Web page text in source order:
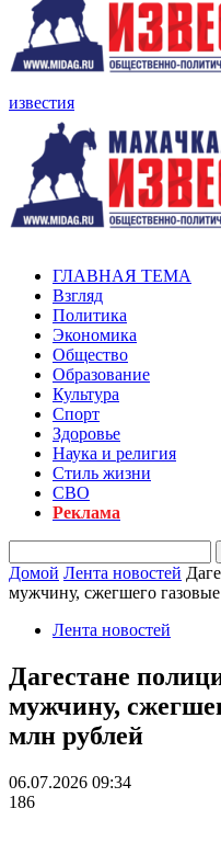
известия
ГЛАВНАЯ ТЕМА
Взгляд
Политика
Экономика
Общество
Образование
Культура
Спорт
Здоровье
Наука и религия
Стиль жизни
СВО
Реклама
Домой Лента новостей
мужчину, сжегшего
Лента новостей
Дагестане
мужчину,
млн рублей
06.07.2026 09:34
186